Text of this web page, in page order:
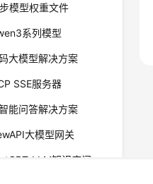
模型权重文件
系列模型
大模型解决方案
SSE服务器
能问答解决方案
大模型网关
LLM知识库问